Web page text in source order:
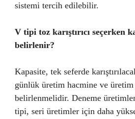
sistemi tercih edilebilir.
V tipi toz karıştırıcı seçerken
belirlenir?
Kapasite, tek seferde
günlük üretim hacmine ve üretim
belirlenmelidir. Deneme
tipi, seri üretimler için daha